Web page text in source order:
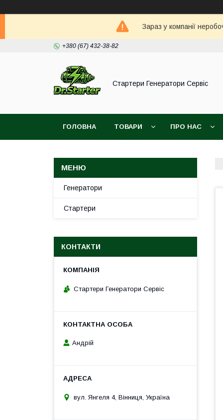
Зараз у компанії
+380 (67) 432-38-82
Стартери Генератори Сервіс
ГОЛОВНА ТОВАРИ ПРО НАС
Генератори
Стартери
КОНТАКТИ
Стартери Генератори Сервіс
Андрій
вул. Янгеля 4, Вінниця, Україна